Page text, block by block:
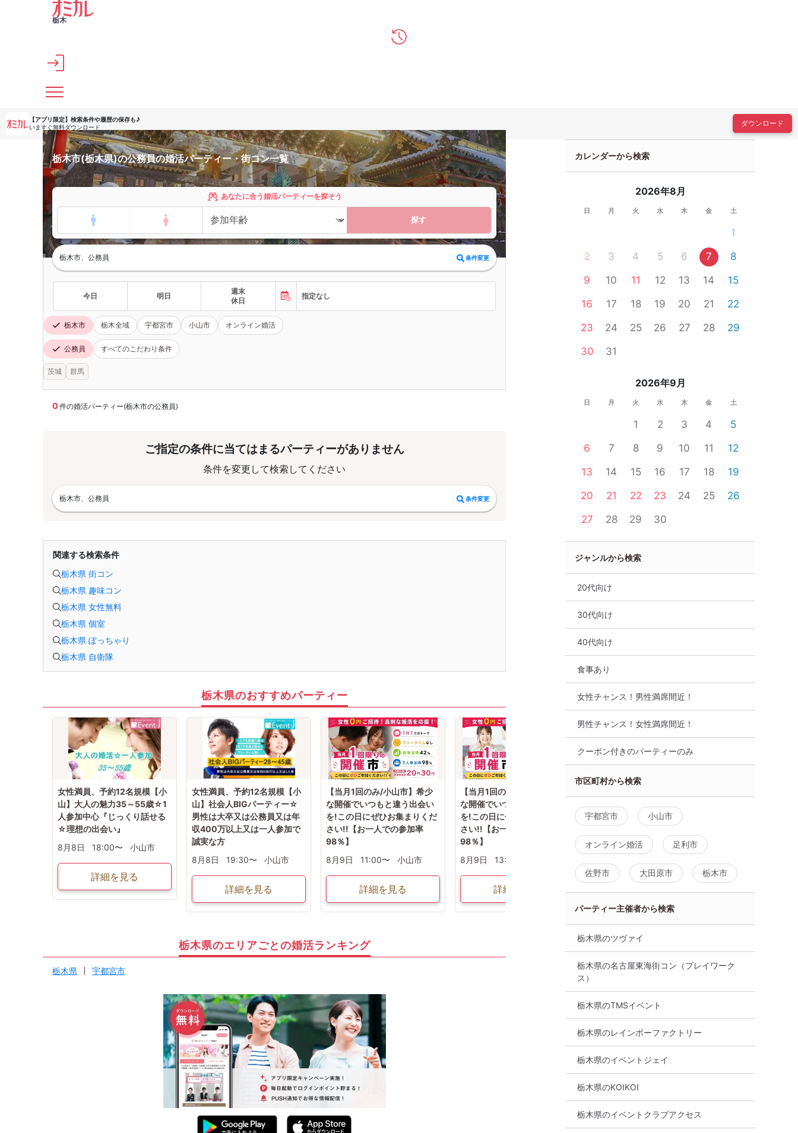
メインコンテンツへスキップ
栃木
【アプリ限定】 検索条件や履歴の保存も♪
いますぐ無料ダウンロード
ダウンロード
栃木市(栃木県)の公務員の婚活パーティー・街コン一覧
あなたに合う婚活パーティーを探そう
探す
栃木市、公務員 条件変更
今日 明日
週末
休日
指定なし
栃木市 栃木全域 宇都宮市 小山市 オンライン婚活
公務員 すべてのこだわり条件
茨城 群馬
0 件の婚活パーティー(栃木市の公務員)
ご指定の条件に当てはまるパーティーがありません
条件を変更して検索してください
栃木市、公務員 条件変更
関連する検索条件
栃木県 街コン
栃木県 趣味コン
栃木県 女性無料
栃木県 個室
栃木県 ぽっちゃり
栃木県 自衛隊
栃木県のおすすめパーティー
女性満員、予約12名規模【小
山】大人の魅力35～55歳☆1
人参加中心『じっくり話せる
☆理想の出会い』
8月8日
18:00〜 小山市
詳細を見る
女性満員、予約12名規模【小
山】社会人BIGパーティー☆
男性は大卒又は公務員又は年
収400万以上又は一人参加で
誠実な方
8月8日
19:30〜 小山市
詳細を見る
【当月1回のみ/小山市】希少
な開催でいつもと違う出会い
を!この日にぜひお集まりくだ
さい!!【お一人での参加率
98％】
8月9日
11:00〜 小山市
詳細を見る
【当月1回のみ/小山市】希少
な開催でいつもと違う出会い
を!この日にぜひお集まりくだ
さい!!【お一人での参加率
98％】
8月9日
13:00〜
詳細を見る
を!この日にぜひお集まりくだ
さい!!【お一人での参加率
98％】
栃木県のエリアごとの婚活ランキング
栃木県 宇都宮市
カレンダーから検索
2026年8月
日 月 火 水 木 金 土
1
2
3 4 5 6 7
8
9
10 11 12 13 14
15
16
17 18 19 20 21
22
23
24 25 26 27 28
29
30
31
2026年9月
日 月 火 水 木 金 土
1 2 3 4
5
6
7 8 9 10 11
12
13
14 15 16 17 18
19
20
21 22 23 24 25
26
27
28 29 30
ジャンルから検索
20代向け
30代向け
40代向け
食事あり
女性チャンス！男性満席間近！
男性チャンス！女性満席間近！
クーポン付きのパーティーのみ
市区町村から検索
宇都宮市 小山市
オンライン婚活 足利市
佐野市 大田原市 栃木市
パーティー主催者から検索
栃木県のツヴァイ
栃木県の名古屋東海街コン（プレイワーク
ス）
栃木県のTMSイベント
栃木県のレインボーファクトリー
栃木県のイベントジェイ
栃木県のKOIKOI
栃木県のイベントクラブアクセス